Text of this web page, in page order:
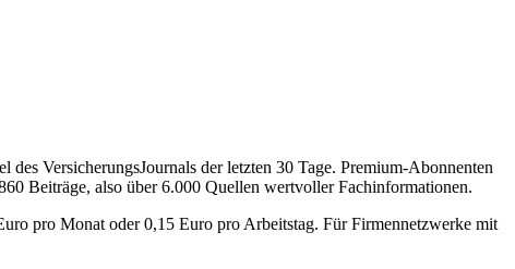
VersicherungsJournals der letzten 30 Tage. Premium-Abonnenten
Beiträge, also über 6.000 Quellen wertvoller Fachinformationen.
pro Monat oder 0,15 Euro pro Arbeitstag. Für Firmennetzwerke mit